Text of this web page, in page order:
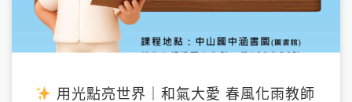
用光點亮世界｜和氣大愛 春風化雨教師